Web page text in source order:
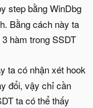
step bằng WinDbg
Bằng cách này ta
hàm trong SSDT
ta có nhận xét hook
đổi, vậy chỉ cần
ta có thể thấy